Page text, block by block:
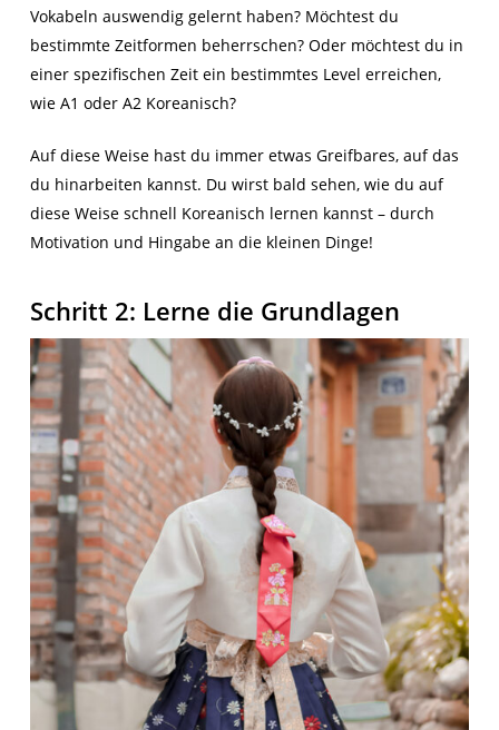
Vokabeln auswendig gelernt haben? Möchtest du
bestimmte Zeitformen beherrschen? Oder möchtest du in
einer spezifischen Zeit ein bestimmtes Level erreichen,
wie A1 oder A2 Koreanisch?
Auf diese Weise hast du immer etwas Greifbares, auf das
du hinarbeiten kannst. Du wirst bald sehen, wie du auf
diese Weise schnell Koreanisch lernen kannst – durch
Motivation und Hingabe an die kleinen Dinge!
Schritt 2: Lerne die Grundlagen